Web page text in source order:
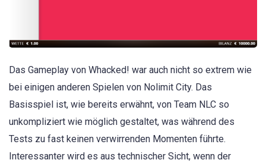
Das Gameplay von Whacked! war auch nicht so extrem wie
bei einigen anderen Spielen von Nolimit City. Das
Basisspiel ist, wie bereits erwähnt, von Team NLC so
unkompliziert wie möglich gestaltet, was während des
Tests zu fast keinen verwirrenden Momenten führte.
Interessanter wird es aus technischer Sicht, wenn der